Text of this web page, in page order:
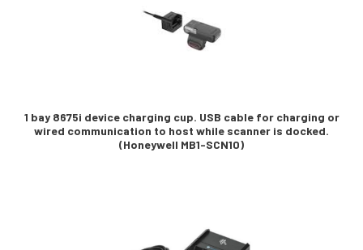
1 bay 8675i device charging cup. USB cable for charging or
wired communication to host while scanner is docked.
(Honeywell MB1-SCN10)